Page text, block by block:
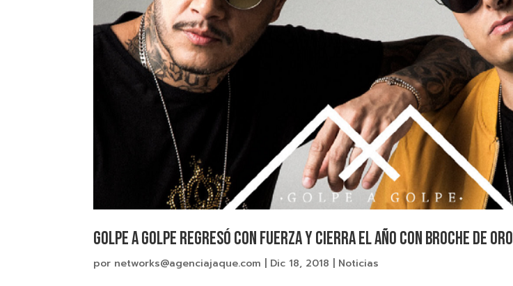
GOLPE A GOLPE Regresó con fuerza y cierra el año con broche de oro
por networks@agenciajaque.com Dic 18, 2018 Noticias